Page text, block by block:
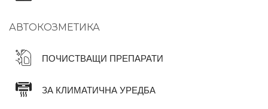
АВТОКОЗМЕТИКА
ПОЧИСТВАЩИ ПРЕПАРАТИ
ЗА КЛИМАТИЧНА УРЕДБА